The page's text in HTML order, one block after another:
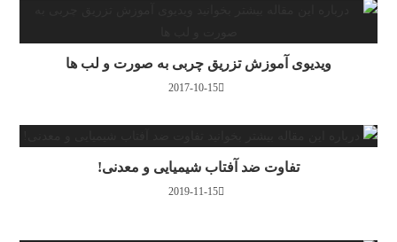
ویدیوی آموزش تزریق چربی به صورت و لب ها
2017-10-15
تفاوت ضد آفتاب‌ شیمیایی و معدنی!
2019-11-15